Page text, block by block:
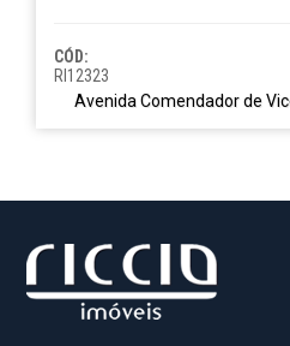
CÓD:
RI12323
Avenida Comendador de